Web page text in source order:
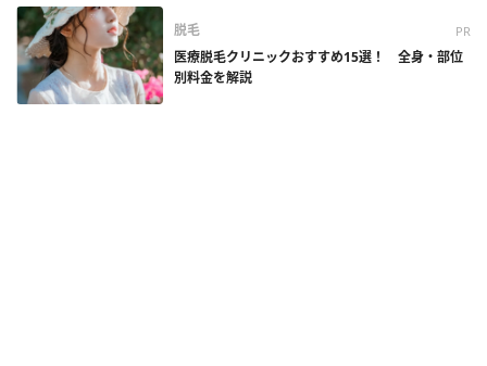
脱毛 PR
医療脱毛クリニックおすすめ15選！ 全身・部位
別料金を解説